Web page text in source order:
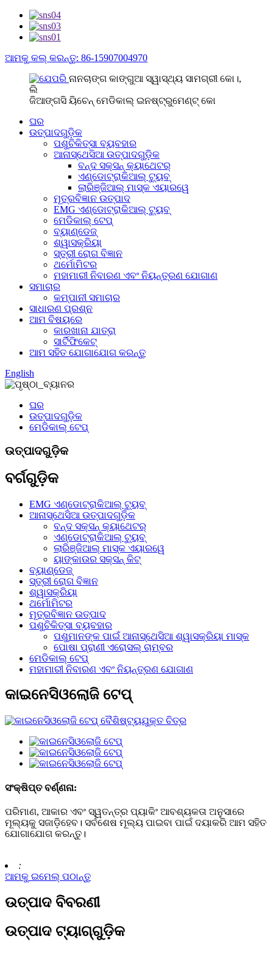
ଆମକୁ କଲ୍ କରନ୍ତୁ: 86-15907004970
ନାନଚାଙ୍ଗ କାଙ୍ଗୁଆ ସ୍ୱାସ୍ଥ୍ୟ ସାମଗ୍ରୀ କୋ।,
ଲି
ଜିଆଙ୍ଗସି ୟିଚେନ୍ ମେଡିକାଲ୍ ଇନଷ୍ଟ୍ରୁମେଣ୍ଟ୍ କୋ
ଘର
ଉତ୍ପାଦଗୁଡ଼ିକ
ପଶୁଚିକିତ୍ସା ବ୍ୟବହାର
ଆନାସ୍ଥେସିଆ ଉତ୍ପାଦଗୁଡ଼ିକ
ବନ୍ଦ ସକ୍ସନ୍ କ୍ୟାଥେଟର୍
ଏଣ୍ଡୋଟ୍ରାକିଆଲ୍ ଟ୍ୟୁବ୍
ଲାରିଞ୍ଜିଆଲ୍ ମାସ୍କ ଏୟାରୱେ
ମୂତ୍ରବିଜ୍ଞାନ ଉତ୍ପାଦ
EMG ଏଣ୍ଡୋଟ୍ରାକିଆଲ୍ ଟ୍ୟୁବ୍
ମେଡିକାଲ୍ ଟେପ୍
ବ୍ୟାଣ୍ଡେଜ୍
ଶ୍ୱାସକ୍ରିୟା
ସ୍ତ୍ରୀ ରୋଗ ବିଜ୍ଞାନ
ଥର୍ମୋମିଟର
ମହାମାରୀ ନିବାରଣ ଏବଂ ନିୟନ୍ତ୍ରଣ ଯୋଗାଣ
ସମାଚାର
କମ୍ପାନୀ ସମାଚାର
ସାଧାରଣ ପ୍ରଶ୍ନ
ଆମ ବିଷୟରେ
କାରଖାନା ଯାତ୍ରା
ସାର୍ଟିଫିକେଟ୍
ଆମ ସହିତ ଯୋଗାଯୋଗ କରନ୍ତୁ
English
ଘର
ଉତ୍ପାଦଗୁଡ଼ିକ
ମେଡିକାଲ୍ ଟେପ୍
ଉତ୍ପାଦଗୁଡ଼ିକ
ବର୍ଗଗୁଡ଼ିକ
EMG ଏଣ୍ଡୋଟ୍ରାକିଆଲ୍ ଟ୍ୟୁବ୍
ଆନାସ୍ଥେସିଆ ଉତ୍ପାଦଗୁଡ଼ିକ
ବନ୍ଦ ସକ୍ସନ୍ କ୍ୟାଥେଟର୍
ଏଣ୍ଡୋଟ୍ରାକିଆଲ୍ ଟ୍ୟୁବ୍
ଲାରିଞ୍ଜିଆଲ୍ ମାସ୍କ ଏୟାରୱେ
ୟାଙ୍କାଉର ସକ୍ସନ୍ କିଟ୍
ବ୍ୟାଣ୍ଡେଜ୍
ସ୍ତ୍ରୀ ରୋଗ ବିଜ୍ଞାନ
ଶ୍ୱାସକ୍ରିୟା
ଥର୍ମୋମିଟର
ମୂତ୍ରବିଜ୍ଞାନ ଉତ୍ପାଦ
ପଶୁଚିକିତ୍ସା ବ୍ୟବହାର
ପଶୁମାନଙ୍କ ପାଇଁ ଆନାସ୍ଥେସିଆ ଶ୍ୱାସକ୍ରିୟା ମାସ୍କ
ପୋଷା ପ୍ରାଣୀ ଏରୋସଲ୍ ଚାମ୍ବର
ମେଡିକାଲ୍ ଟେପ୍
ମହାମାରୀ ନିବାରଣ ଏବଂ ନିୟନ୍ତ୍ରଣ ଯୋଗାଣ
କାଇନେସିଓଲୋଜି ଟେପ୍
ସଂକ୍ଷିପ୍ତ ବର୍ଣ୍ଣନା:
ପରିମାଣ, ଆକାର ଏବଂ ସ୍ୱତନ୍ତ୍ର ପ୍ୟାକିଂ ଆବଶ୍ୟକତା ଅନୁସାରେ
ମୂଲ୍ୟକୁ ସଜାଡ଼ିହେବ। ସର୍ବଶେଷ ମୂଲ୍ୟ ପାଇବା ପାଇଁ ଦୟାକରି ଆମ ସହିତ
ଯୋଗାଯୋଗ କରନ୍ତୁ।
:
ଆମକୁ ଇମେଲ୍ ପଠାନ୍ତୁ
ଉତ୍ପାଦ ବିବରଣୀ
ଉତ୍ପାଦ ଟ୍ୟାଗ୍‌ଗୁଡ଼ିକ